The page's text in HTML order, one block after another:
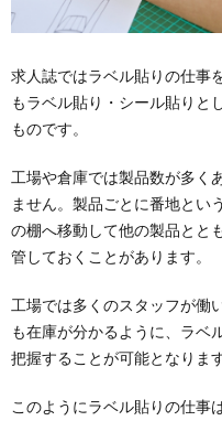
求人誌ではラベル貼りの仕事
もラベル貼り・シール貼りと
ものです。
工場や倉庫では製品数が多く
ません。製品ごとに番地とい
の棚へ移動して他の製品とと
管しておくことがあります。
工場では多くのスタッフが働
も在庫が分かるように、ラベ
把握することが可能となります
このようにラベル貼りの仕事